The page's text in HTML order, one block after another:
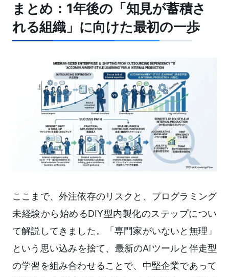
まとめ：1年後の「知見が蓄積さ
れる組織」に向けた最初の一歩
ここまで、外注依存のリスクと、プログラミング
未経験から始めるDIY型内製化のステップについ
て解説してきました。「専門家がいないと無理」
という思い込みを捨て、最新のAIツールと伴走型
の学習を組み合わせることで、中堅企業であって